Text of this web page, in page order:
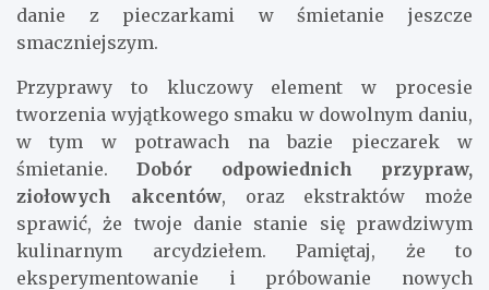
danie z pieczarkami w śmietanie jeszcze
smaczniejszym.
Przyprawy to kluczowy element w procesie
tworzenia wyjątkowego smaku w dowolnym daniu,
w tym w potrawach na bazie pieczarek w
śmietanie.Dobór odpowiednich przypraw,
ziołowych akcentów, oraz ekstraktów może
sprawić, że twoje danie stanie się prawdziwym
kulinarnym arcydziełem. Pamiętaj, że to
eksperymentowanie i próbowanie nowych